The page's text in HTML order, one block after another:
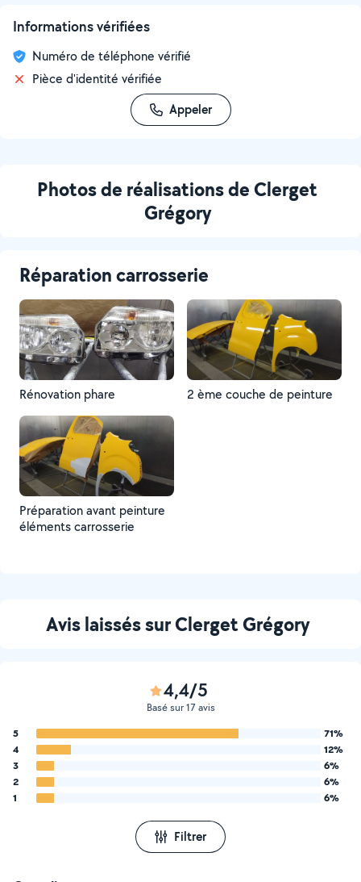
Informations vérifiées
Numéro de téléphone vérifié
Pièce d'identité vérifiée
Appeler
Photos de réalisations de Clerget
Grégory
Réparation carrosserie
Rénovation phare 2 ème couche de peinture
Préparation avant peinture
éléments carrosserie
Avis laissés sur Clerget Grégory
4,4/5
Basé sur 17 avis
5
71%
4
12%
3
6%
2
6%
1
6%
Filtrer